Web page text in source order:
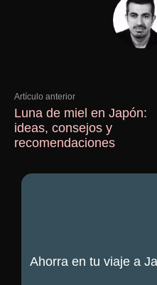
Artículo anterior
Luna de miel en Japón:
ideas, consejos y
recomendaciones
Ahorra en tu viaje a